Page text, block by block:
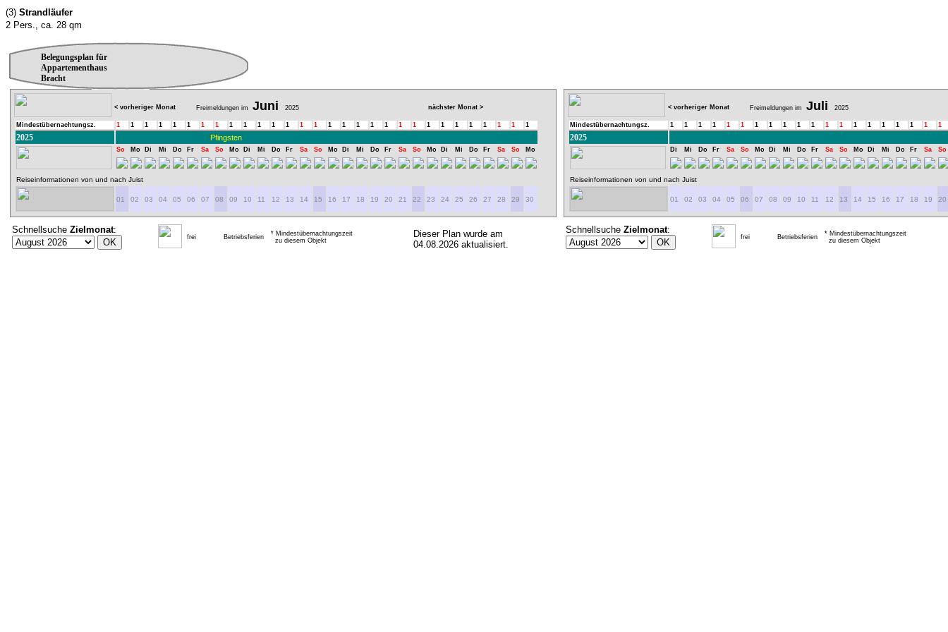
(3) Strandläufer
2 Pers., ca. 28 qm
Belegungsplan für
Appartementhaus
Bracht
< vorheriger Monat Freimeldungen im Juni 2025 nächster Monat >
Mindestübernachtungsz. 1 1 1 1 1 1 1 1 1 1 1 1 1 1 1 1 1 1 1 1 1 1 1 1 1 1 1 1 1 1
2025 Pfingsten
So Mo Di Mi Do Fr Sa So Mo Di Mi Do Fr Sa So Mo Di Mi Do Fr Sa So Mo Di Mi Do Fr Sa So Mo
Reiseinformationen von und nach Juist
01 02 03 04 05 06 07 08 09 10 11 12 13 14 15 16 17 18 19 20 21 22 23 24 25 26 27 28 29 30
Schnellsuche Zielmonat:
frei Betriebsferien
* Mindestübernachtungszeit
zu diesem Objekt
Dieser Plan wurde am
04.08.2026 aktualisiert.
< vorheriger Monat Freimeldungen im Juli 2025
Mindestübernachtungsz. 1 1 1 1 1 1 1 1 1 1 1 1 1 1 1 1 1 1 1 1
2025
Di Mi Do Fr Sa So Mo Di Mi Do Fr Sa So Mo Di Mi Do Fr Sa So
Reiseinformationen von und nach Juist
01 02 03 04 05 06 07 08 09 10 11 12 13 14 15 16 17 18 19 20
Schnellsuche Zielmonat:
frei Betriebsferien
* Mindestübernachtungszeit
zu diesem Objekt